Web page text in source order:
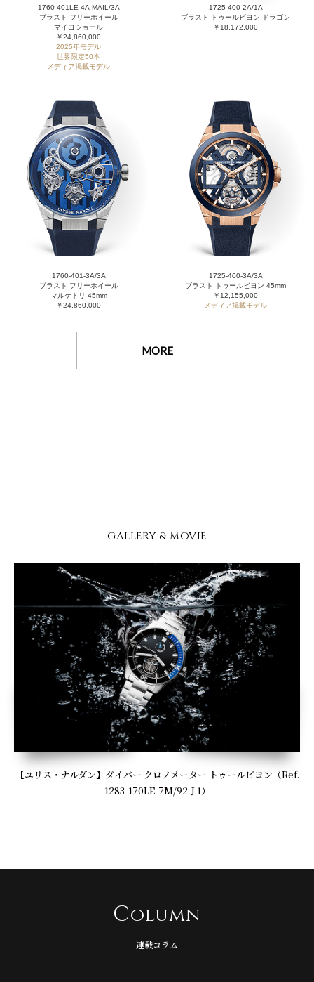
1760-401LE-4A-MAIL/3A
ブラスト フリーホイール
マイヨショール
￥24,860,000
2025年モデル
世界限定50本
メディア掲載モデル
1725-400-2A/1A
ブラスト トゥールビヨン ドラゴン
￥18,172,000
1760-401-3A/3A
ブラスト フリーホイール
マルケトリ 45mm
￥24,860,000
1725-400-3A/3A
ブラスト トゥールビヨン 45mm
￥12,155,000
メディア掲載モデル
MORE
GALLERY & MOVIE
【ユリス・ナルダン】ダイバー クロノメーター トゥールビヨン（Ref.
1283-170LE-7M/92-J.1）
Column
連載コラム